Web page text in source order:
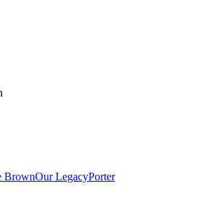
BrownOur LegacyPorter